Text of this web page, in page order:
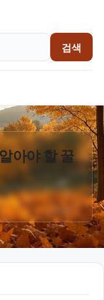
검색
아야 할 꿀